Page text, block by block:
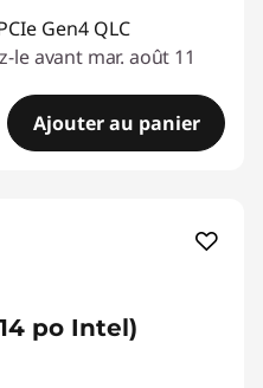
Gen4 QLC
le avant mar. août 11
Ajouter au panier
po Intel)